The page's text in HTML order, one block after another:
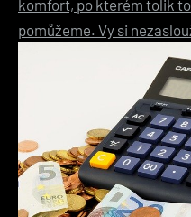
komfort, po kterém tolik
pomůžeme. Vy si